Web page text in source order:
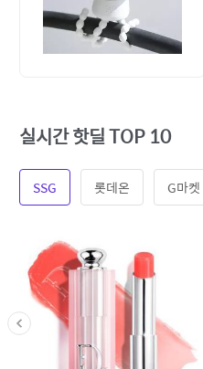
실시간 핫딜 TOP 10
SSG 롯데온 G마켓